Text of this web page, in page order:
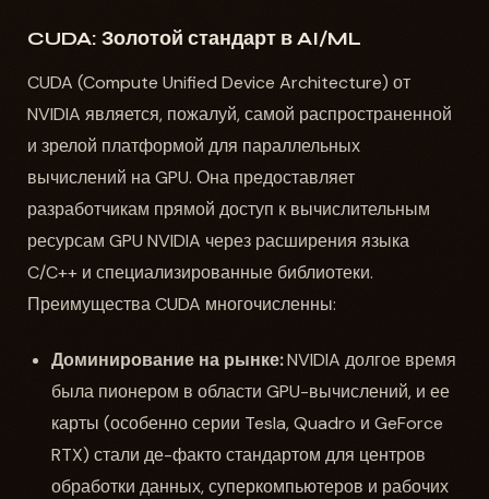
CUDA: Золотой стандарт в AI/ML
CUDA (Compute Unified Device Architecture) от
NVIDIA является, пожалуй, самой распространенной
и зрелой платформой для параллельных
вычислений на GPU. Она предоставляет
разработчикам прямой доступ к вычислительным
ресурсам GPU NVIDIA через расширения языка
C/C++ и специализированные библиотеки.
Преимущества CUDA многочисленны:
Доминирование на рынке:NVIDIA долгое время
была пионером в области GPU-вычислений, и ее
карты (особенно серии Tesla, Quadro и GeForce
RTX) стали де-факто стандартом для центров
обработки данных, суперкомпьютеров и рабочих